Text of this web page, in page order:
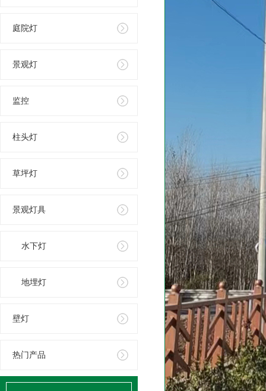
庭院灯
景观灯
监控
柱头灯
草坪灯
景观灯具
水下灯
地埋灯
壁灯
热门产品